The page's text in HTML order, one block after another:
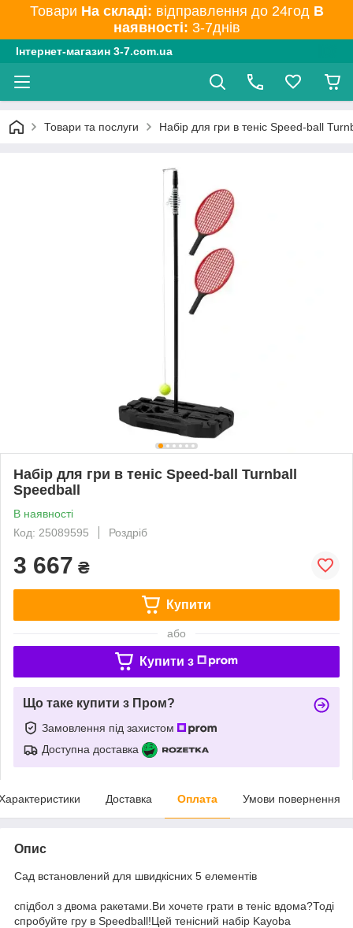
Товари На складі: відправлення до 24год В
наявності: 3-7днів
Інтернет-магазин 3-7.com.ua
Товари та послуги Набір для гри в теніс Speed-ball
Набір для гри в теніс Speed-ball Turnball
Speedball
В наявності
Код: 25089595
Роздріб
3 667 ₴
Купити
або
Купити з
Що таке купити з Пром?
Замовлення під захистом
Доступна доставка
Доставка Оплата Умови повернення
Опис
Сад встановлений для швидкісних 5 елементів
спідбол з двома ракетами.Ви хочете грати в теніс вдома?Тоді
спробуйте гру в Speedball!Цей тенісний набір Kayoba